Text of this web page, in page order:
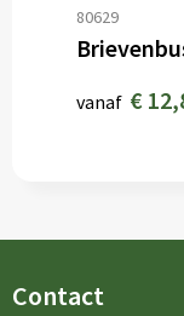
80629
vanaf €
Contact